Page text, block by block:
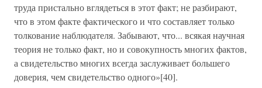
труда пристально вглядеться в этот факт; не разбирают,
что в этом факте фактического и что составляет только
толкование наблюдателя. Забывают, что... всякая научная
теория не только факт, но и совокупность многих фактов,
а свидетельство многих всегда заслуживает большего
доверия, чем свидетельство одного»[40].